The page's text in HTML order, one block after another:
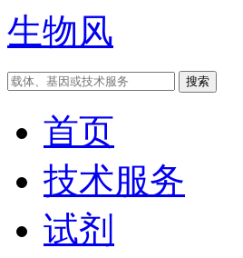
生物风
首页
技术服务
试剂